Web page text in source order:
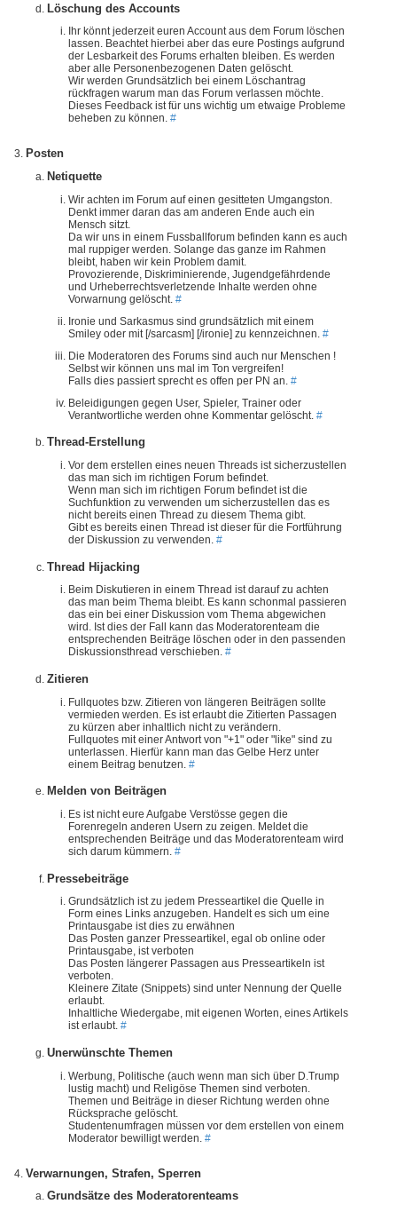
Löschung des Accounts
Ihr könnt jederzeit euren Account aus dem Forum löschen
lassen. Beachtet hierbei aber das eure Postings aufgrund
der Lesbarkeit des Forums erhalten bleiben. Es werden
aber alle Personenbezogenen Daten gelöscht.
Wir werden Grundsätzlich bei einem Löschantrag
rückfragen warum man das Forum verlassen möchte.
Dieses Feedback ist für uns wichtig um etwaige Probleme
beheben zu können. #
Posten
Netiquette
Wir achten im Forum auf einen gesitteten Umgangston.
Denkt immer daran das am anderen Ende auch ein
Mensch sitzt.
Da wir uns in einem Fussballforum befinden kann es auch
mal ruppiger werden. Solange das ganze im Rahmen
bleibt, haben wir kein Problem damit.
Provozierende, Diskriminierende, Jugendgefährdende
und Urheberrechtsverletzende Inhalte werden ohne
Vorwarnung gelöscht. #
Ironie und Sarkasmus sind grundsätzlich mit einem
Smiley oder mit [/sarcasm] [/ironie] zu kennzeichnen. #
Die Moderatoren des Forums sind auch nur Menschen !
Selbst wir können uns mal im Ton vergreifen!
Falls dies passiert sprecht es offen per PN an. #
Beleidigungen gegen User, Spieler, Trainer oder
Verantwortliche werden ohne Kommentar gelöscht. #
Thread-Erstellung
Vor dem erstellen eines neuen Threads ist sicherzustellen
das man sich im richtigen Forum befindet.
Wenn man sich im richtigen Forum befindet ist die
Suchfunktion zu verwenden um sicherzustellen das es
nicht bereits einen Thread zu diesem Thema gibt.
Gibt es bereits einen Thread ist dieser für die Fortführung
der Diskussion zu verwenden. #
Thread Hijacking
Beim Diskutieren in einem Thread ist darauf zu achten
das man beim Thema bleibt. Es kann schonmal passieren
das ein bei einer Diskussion vom Thema abgewichen
wird. Ist dies der Fall kann das Moderatorenteam die
entsprechenden Beiträge löschen oder in den passenden
Diskussionsthread verschieben. #
Zitieren
Fullquotes bzw. Zitieren von längeren Beiträgen sollte
vermieden werden. Es ist erlaubt die Zitierten Passagen
zu kürzen aber inhaltlich nicht zu verändern.
Fullquotes mit einer Antwort von "+1" oder "like" sind zu
unterlassen. Hierfür kann man das Gelbe Herz unter
einem Beitrag benutzen. #
Melden von Beiträgen
Es ist nicht eure Aufgabe Verstösse gegen die
Forenregeln anderen Usern zu zeigen. Meldet die
entsprechenden Beiträge und das Moderatorenteam wird
sich darum kümmern. #
Pressebeiträge
Grundsätzlich ist zu jedem Presseartikel die Quelle in
Form eines Links anzugeben. Handelt es sich um eine
Printausgabe ist dies zu erwähnen
Das Posten ganzer Presseartikel, egal ob online oder
Printausgabe, ist verboten
Das Posten längerer Passagen aus Presseartikeln ist
verboten.
Kleinere Zitate (Snippets) sind unter Nennung der Quelle
erlaubt.
Inhaltliche Wiedergabe, mit eigenen Worten, eines Artikels
ist erlaubt. #
Unerwünschte Themen
Werbung, Politische (auch wenn man sich über D.Trump
lustig macht) und Religöse Themen sind verboten.
Themen und Beiträge in dieser Richtung werden ohne
Rücksprache gelöscht.
Studentenumfragen müssen vor dem erstellen von einem
Moderator bewilligt werden. #
Verwarnungen, Strafen, Sperren
Grundsätze des Moderatorenteams